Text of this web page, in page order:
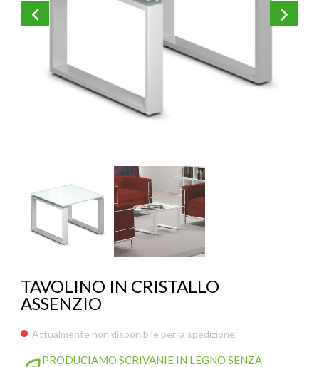
TAVOLINO IN CRISTALLO
ASSENZIO
Attualmente non disponibile per la spedizione.
PRODUCIAMO SCRIVANIE IN LEGNO SENZA